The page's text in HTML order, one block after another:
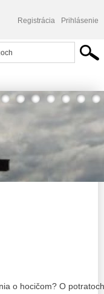
Registrácia Prihlásenie
o hocičom? O